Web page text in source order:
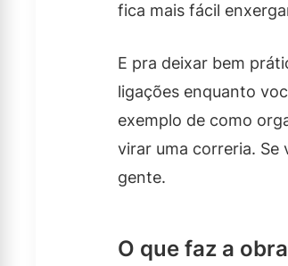
fica mais fácil
E pra deixar bem
ligações enquanto
exemplo de como
virar uma correria. Se
gente.
O que faz a